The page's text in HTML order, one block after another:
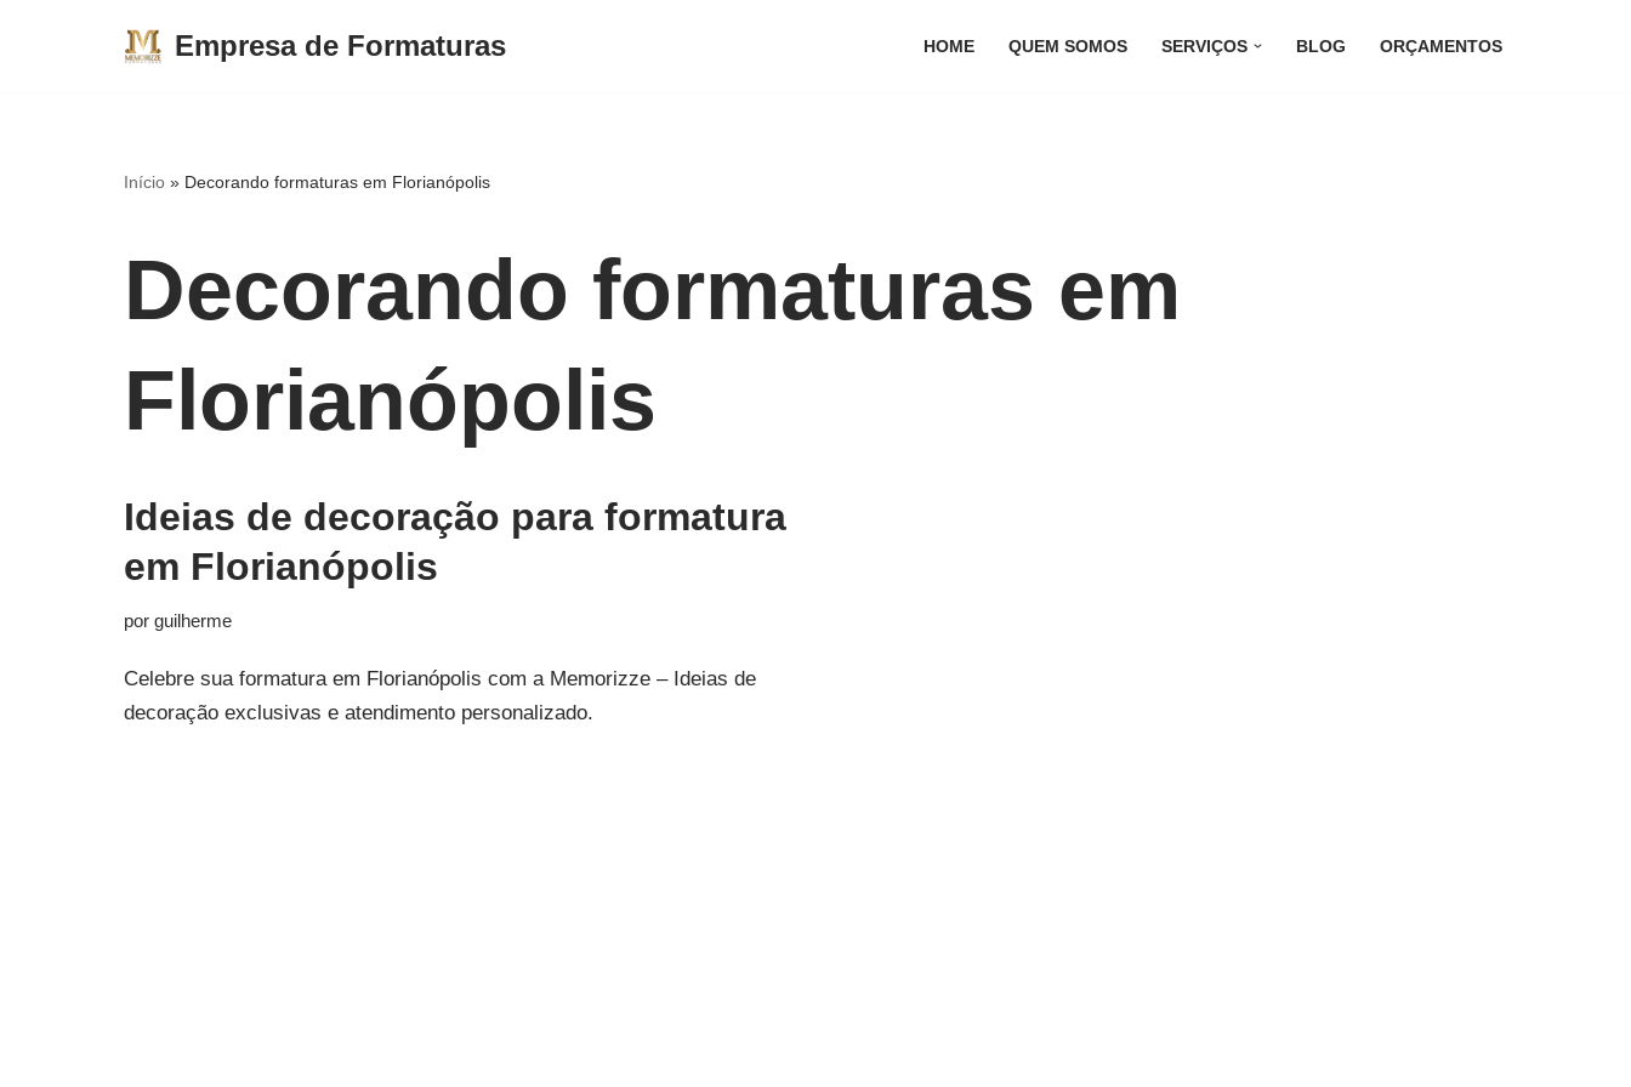
Empresa de Formaturas HOME QUEM SOMOS SERVIÇOS BLOG ORÇAMENTOS
Início » Decorando formaturas em Florianópolis
Decorando formaturas em
Florianópolis
Ideias de decoração para formatura
em Florianópolis
por guilherme
Celebre sua formatura em Florianópolis com a Memorizze – Ideias de
decoração exclusivas e atendimento personalizado.